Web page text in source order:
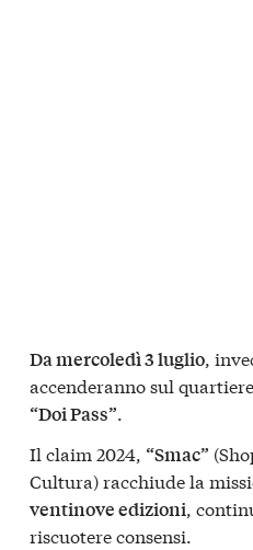
Da mercoledì 3 luglio,
accenderanno sul
“Doi Pass”.
Il claim 2024, “Smac”
Cultura) racchiude la
ventinove edizioni,
riscuotere consensi.